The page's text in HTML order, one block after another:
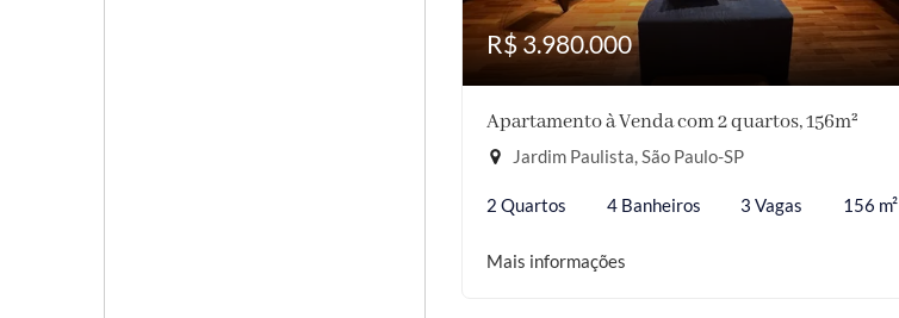
R$ 3.980.000
Apartamento à Venda com 2 quartos, 156m²
Jardim Paulista, São Paulo-SP
2 Quartos 4 Banheiros 3 Vagas 156 m²
Mais informações